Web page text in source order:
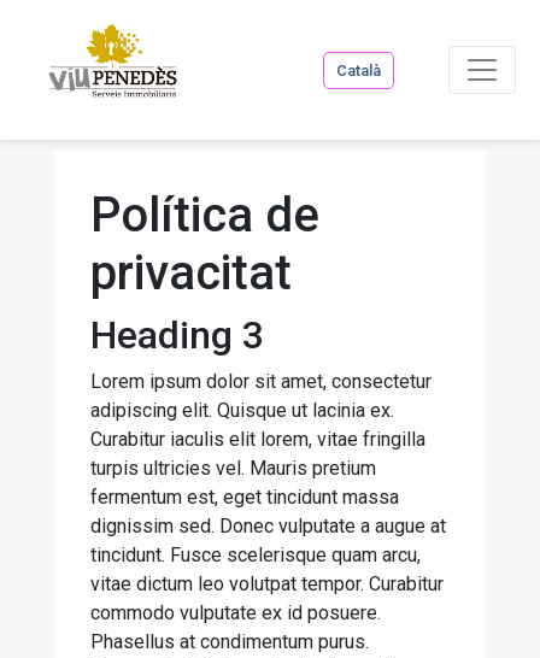
Català
Política de
privacitat
Heading 3
Lorem ipsum dolor sit amet, consectetur
adipiscing elit. Quisque ut lacinia ex.
Curabitur iaculis elit lorem, vitae fringilla
turpis ultricies vel. Mauris pretium
fermentum est, eget tincidunt massa
dignissim sed. Donec vulputate a augue at
tincidunt. Fusce scelerisque quam arcu,
vitae dictum leo volutpat tempor. Curabitur
commodo vulputate ex id posuere.
Phasellus at condimentum purus.